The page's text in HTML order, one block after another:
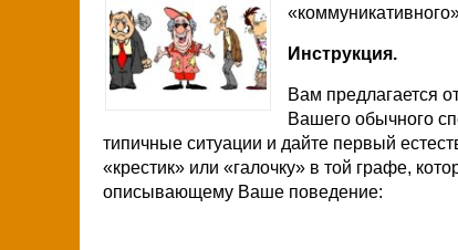
Инструкция.
Вам предлагается
Вашего обычного
типичные ситуации и дайте первый
«крестик» или «галочку» в той графе,
описывающему Ваше поведение: